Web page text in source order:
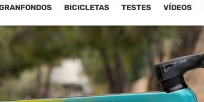
BICICLETAS TESTES VÍDEOS